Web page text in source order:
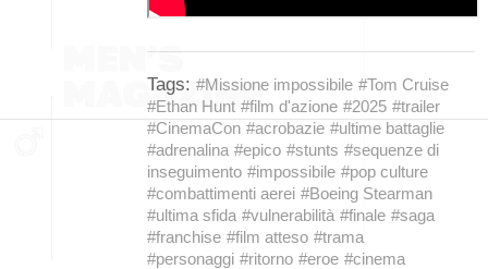
Tags: #Missione impossibile #Tom Cruise
#Ethan Hunt #film d'azione #2025 #trailer
#CinemaCon #acrobazie #ultime battaglie
#adrenalina #epico #stunts #sequenze di
inseguimento #impossibile #pop culture
#combattimenti aerei #Boeing Stearman
#ultima sfida #vulnerabilità #finale #saga
#franchise #film atteso #trama
#personaggi #ritorno #eroe #cinema